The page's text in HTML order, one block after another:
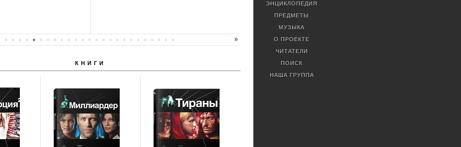
КНИГИ
ЭНЦИКЛОПЕДИЯ
ПРЕДМЕТЫ
МУЗЫКА
О ПРОЕКТЕ
ЧИТАТЕЛИ
ПОИСК
НАША ГРУППА